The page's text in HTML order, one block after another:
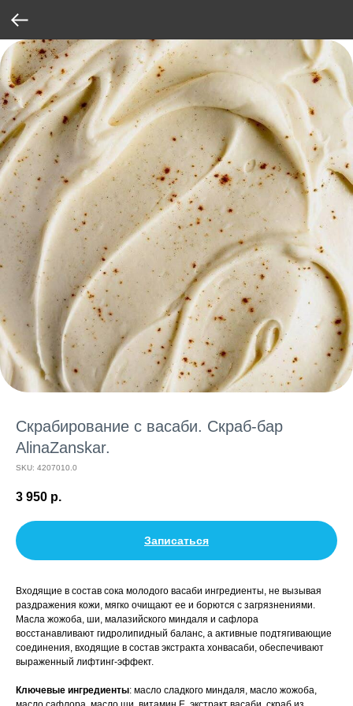
Скрабирование с васаби. Скраб-бар
AlinaZanskar.
SKU: 4207010.0
3 950 р.
Записаться
Входящие в состав сока молодого васаби ингредиенты, не вызывая
раздражения кожи, мягко очищают ее и борются с загрязнениями.
Масла жожоба, ши, малазийского миндаля и сафлора
восстанавливают гидролипидный баланс, а активные подтягивающие
соединения, входящие в состав экстракта хонвасаби, обеспечивают
выраженный лифтинг-эффект.
Ключевые ингредиенты: масло сладкого миндаля, масло жожоба,